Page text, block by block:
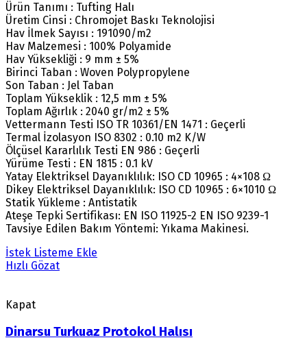
Ürün Tanımı : Tufting Halı
Üretim Cinsi : Chromojet Baskı Teknolojisi
Hav İlmek Sayısı : 191090/m2
Hav Malzemesi : 100% Polyamide
Hav Yüksekliği : 9 mm ± 5%
Birinci Taban : Woven Polypropylene
Son Taban : Jel Taban
Toplam Yükseklik : 12,5 mm ± 5%
Toplam Ağırlık : 2040 gr/m2 ± 5%
Vettermann Testi ISO TR 10361/EN 1471 : Geçerli
Termal İzolasyon ISO 8302 : 0.10 m2 K/W
Ölçüsel Kararlılık Testi EN 986 : Geçerli
Yürüme Testi : EN 1815 : 0.1 kV
Yatay Elektriksel Dayanıklılık: ISO CD 10965 : 4×108 Ω
Dikey Elektriksel Dayanıklılık: ISO CD 10965 : 6×1010 Ω
Statik Yükleme : Antistatik
Ateşe Tepki Sertifikası: EN ISO 11925-2 EN ISO 9239-1
Tavsiye Edilen Bakım Yöntemi: Yıkama Makinesi.
İstek Listeme Ekle
Hızlı Gözat
Kapat
Dinarsu Turkuaz Protokol Halısı